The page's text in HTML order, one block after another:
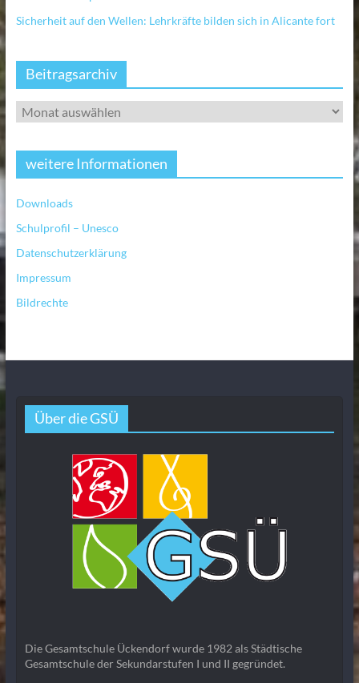
Sicherheit auf den Wellen: Lehrkräfte bilden sich in Alicante fort
Beitragsarchiv
weitere Informationen
Downloads
Schulprofil – Unesco
Datenschutzerklärung
Impressum
Bildrechte
Über die GSÜ
Die Gesamtschule Ückendorf wurde 1982 als Städtische
Gesamtschule der Sekundarstufen I und II gegründet.